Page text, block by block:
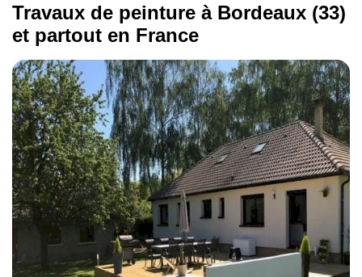
Travaux de peinture à Bordeaux (33)
et partout en France